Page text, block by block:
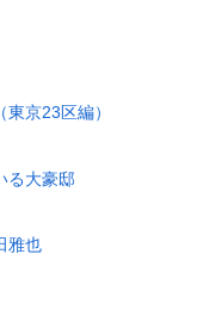
京23区編）
る大豪邸
雅也